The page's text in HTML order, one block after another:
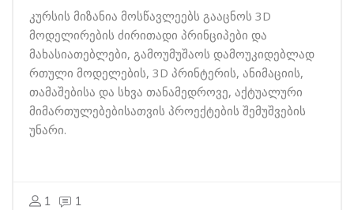
კურსის მიზანია მოსწავლეებს გააცნოს 3D
მოდელირების ძირითადი პრინციპები და
მახასიათებლები, გამოუმუშაოს დამოუკიდებლად
რთული მოდელების, 3D პრინტერის, ანიმაციის,
თამაშებისა და სხვა თანამედროვე, აქტუალური
მიმართულებებისათვის პროექტების შემუშვების
უნარი.
1 1